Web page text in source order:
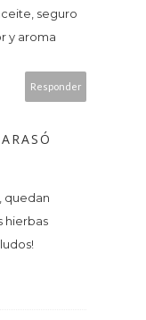
seguro
y aroma
Responder
quedan
hierbas